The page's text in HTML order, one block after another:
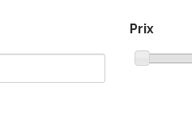
Prix